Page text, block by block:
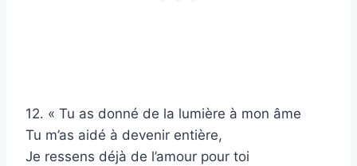
12. « Tu as donné de la lumière à mon âme
Tu m’as aidé à devenir entière,
Je ressens déjà de l’amour pour toi